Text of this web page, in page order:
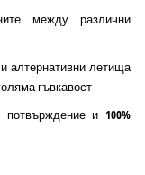
между различни
алтернативни летища
гъвкавост
и 100%